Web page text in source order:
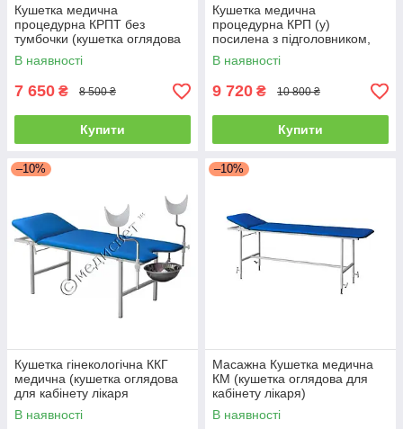
Кушетка медична
процедурна КРПТ без
тумбочки (кушетка оглядова
медична)
В наявності
7 650 ₴ 8 500 ₴
Купити
Кушетка медична
процедурна КРП (у)
посилена з підголовником,
що регулюється (оглядова
для кабінету лікаря)
В наявності
9 720 ₴ 10 800 ₴
Купити
–10%
Кушетка гінекологічна ККГ
медична (кушетка оглядова
для кабінету лікаря
гінеколога)
В наявності
–10%
Масажна Кушетка медична
КМ (кушетка оглядова для
кабінету лікаря)
В наявності